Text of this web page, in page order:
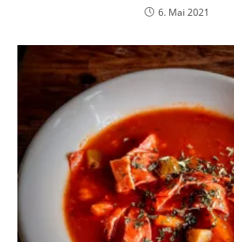
6. Mai 2021